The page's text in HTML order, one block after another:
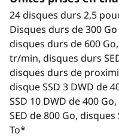
Jusqu'à 8 boîtiers
chaîne SAS
Chaque boîtier
2,5"
charge des
disposez d'un
To par
Les unités
24 disques durs 2,5
Disques durs de 300
disques durs de 600
tr/min, disques durs
disques durs de
disque SSD 3 DWD de
SSD 10 DWD de 400
SED de 800 Go, disques
To*